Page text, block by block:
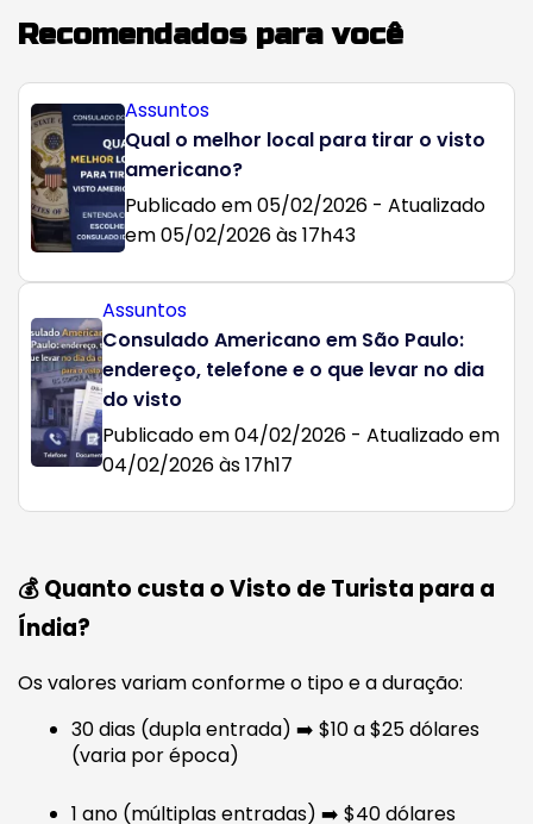
Recomendados para você
Assuntos
Qual o melhor local para tirar o visto
americano?
Publicado em 05/02/2026 - Atualizado
em 05/02/2026 às 17h43
Assuntos
Consulado Americano em São Paulo:
endereço, telefone e o que levar no dia
do visto
Publicado em 04/02/2026 - Atualizado em
04/02/2026 às 17h17
💰 Quanto custa o Visto de Turista para a
Índia?
Os valores variam conforme o tipo e a duração:
30 dias (dupla entrada) ➡️ $10 a $25 dólares
(varia por época)
1 ano (múltiplas entradas) ➡️ $40 dólares